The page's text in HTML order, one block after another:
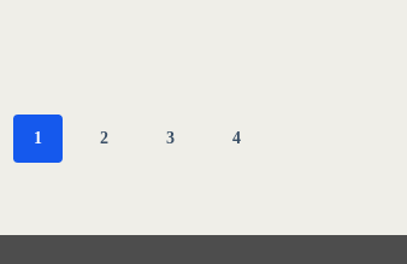
1 2 3 4